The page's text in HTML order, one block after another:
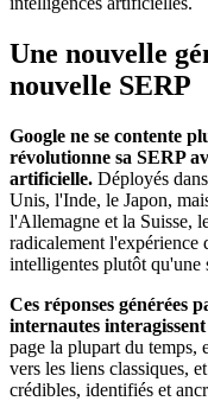
Une nouvelle
nouvelle SERP
Google ne se contente
révolutionne sa SERP
artificielle. Déployés
Unis, l'Inde, le Japon,
l'Allemagne et la Suisse,
radicalement l'expérience
intelligentes plutôt qu'une
Ces réponses générées
internautes
page la plupart du temps,
vers les liens classiques,
crédibles, identifiés et